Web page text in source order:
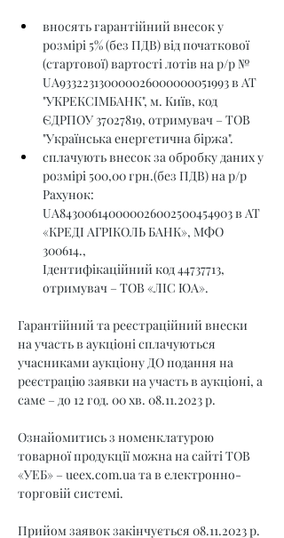
вносять гарантійний внесок у
розмірі 5% (без ПДВ) від початкової
(стартової) вартості лотів на р/р №
UA933223130000026000000051993 в АТ
"УКРЕКСІМБАНК", м. Київ, код
ЄДРПОУ 37027819, отримувач – ТОВ
"Українська енергетична біржа".
сплачують внесок за обробку даних у
розмірі 500,00 грн.(без ПДВ) на р/р
Рахунок:
UA843006140000026002500454903 в АТ
«КРЕДІ АГРІКОЛЬ БАНК», МФО
300614.,
Ідентифікаційний код 44737713,
отримувач – ТОВ «ЛІС ЮА».
Гарантійний та реєстраційний внески
на участь в аукціоні сплачуються
учасниками аукціону ДО подання на
реєстрацію заявки на участь в аукціоні, а
саме – до 12 год. 00 хв. 08.11.2023 р.
Ознайомитись з номенклатурою
товарної продукції можна на сайті ТОВ
«УЕБ» – ueex.com.ua та в електронно-
торговій системі.
Прийом заявок закінчується 08.11.2023 р.